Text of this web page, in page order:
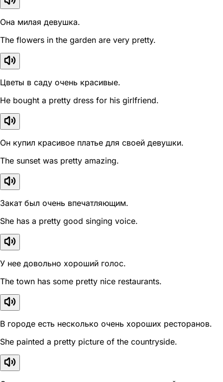
Она милая девушка.
The flowers in the garden are very pretty.
Цветы в саду очень красивые.
He bought a pretty dress for his girlfriend.
Он купил красивое платье для своей девушки.
The sunset was pretty amazing.
Закат был очень впечатляющим.
She has a pretty good singing voice.
У нее довольно хороший голос.
The town has some pretty nice restaurants.
В городе есть несколько очень хороших ресторанов.
She painted a pretty picture of the countryside.